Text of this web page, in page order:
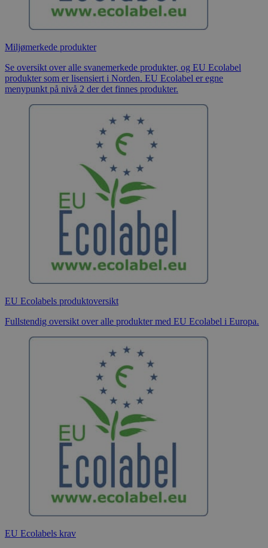
Miljømerkede produkter
Se oversikt over alle svanemerkede produkter, og EU Ecolabel
produkter som er lisensiert i Norden. EU Ecolabel er egne
menypunkt på nivå 2 der det finnes produkter.
EU Ecolabels produktoversikt
Fullstendig oversikt over alle produkter med EU Ecolabel i Europa.
EU Ecolabels krav